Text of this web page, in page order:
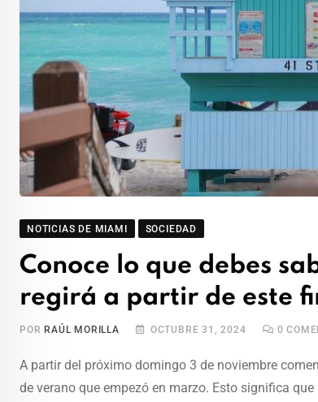
NOTICIAS DE MIAMI SOCIEDAD
Conoce lo que debes
regirá a partir de este
POR RAÚL MORILLA OCTUBRE 31, 2024 0
A partir del próximo domingo 3 de noviembre
de verano que empezó en marzo. Esto significa